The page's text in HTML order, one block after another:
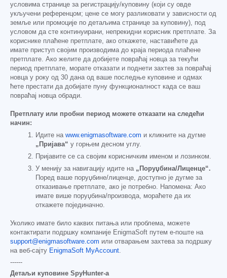
условима странице за регистрацију/куповину (који су овде
укључени референцом; цене се могу разликовати у зависности од
земље или промоције по детаљима странице за куповину), под
условом да сте континуирани, непрекидни корисник претплате. За
кориснике плаћене претплате, ако откажете, наставићете да
имате приступ својим производима до краја периода плаћене
претплате. Ако желите да добијете повраћај новца за текући
период претплате, морате отказати и поднети захтев за повраћај
новца у року од 30 дана од ваше последње куповине и одмах
ћете престати да добијате пуну функционалност када се ваш
повраћај новца обради.
Претплату или пробни период можете отказати на следећи
начин:
Идите на www.enigmasoftware.com и кликните на дугме
„Пријава“ у горњем десном углу.
Пријавите се са својим корисничким именом и лозинком.
У менију за навигацију идите на „Поруџбина/Лиценце“.
Поред ваше поруџбине/лиценце, доступно је дугме за
отказивање претплате, ако је потребно. Напомена: Ако
имате више поруџбина/производа, мораћете да их
откажете појединачно.
Уколико имате било каквих питања или проблема, можете
контактирати подршку компаније EnigmaSoft путем е-поште на
support@enigmasoftware.com или отварањем захтева за подршку
на веб-сајту EnigmaSoft MyAccount.
------
Детаљи куповине SpyHunter-а